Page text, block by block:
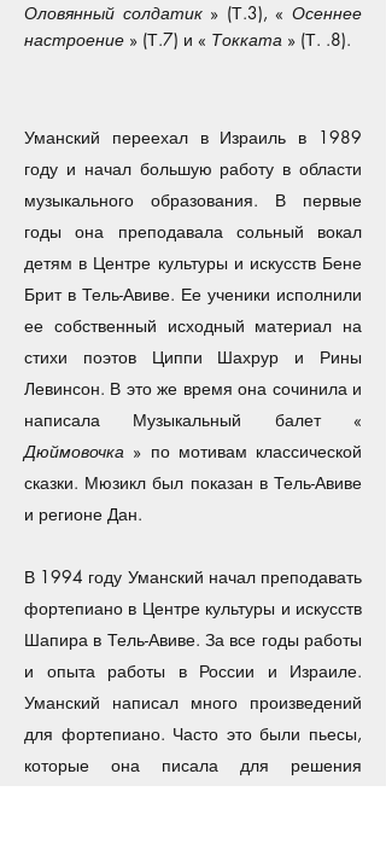
Оловянный солдатик» (Т.3), «Осеннее
настроение » (Т.7) и « Токката » (Т. .8).
Уманский переехал в Израиль в 1989
году и начал большую работу в области
музыкального образования. В первые
годы она преподавала сольный вокал
детям в Центре культуры и искусств Бене
Брит в Тель-Авиве. Ее ученики исполнили
ее собственный исходный материал на
стихи поэтов Циппи Шахрур и Рины
Левинсон. В это же время она сочинила и
написала Музыкальный балет «
Дюймовочка » по мотивам классической
сказки. Мюзикл был показан в Тель-Авиве
и регионе Дан.
В 1994 году Уманский начал преподавать
фортепиано в Центре культуры и искусств
Шапира в Тель-Авиве. За все годы работы
и опыта работы в России и Израиле.
Уманский написал много произведений
для фортепиано. Часто это были пьесы,
которые она писала для решения